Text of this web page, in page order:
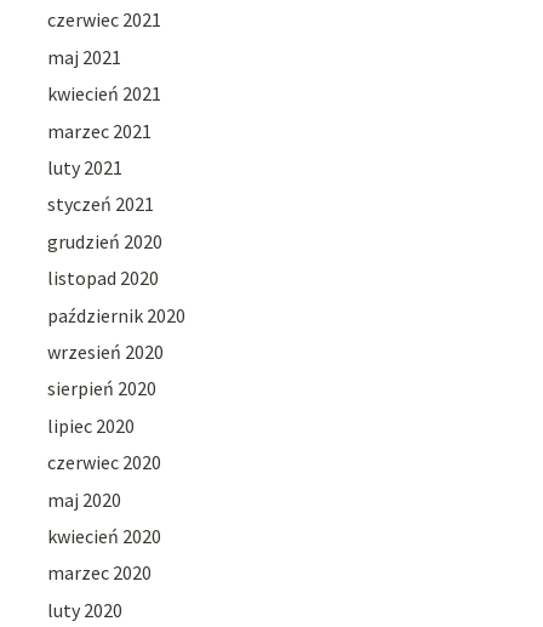
czerwiec 2021
maj 2021
kwiecień 2021
marzec 2021
luty 2021
styczeń 2021
grudzień 2020
listopad 2020
październik 2020
wrzesień 2020
sierpień 2020
lipiec 2020
czerwiec 2020
maj 2020
kwiecień 2020
marzec 2020
luty 2020